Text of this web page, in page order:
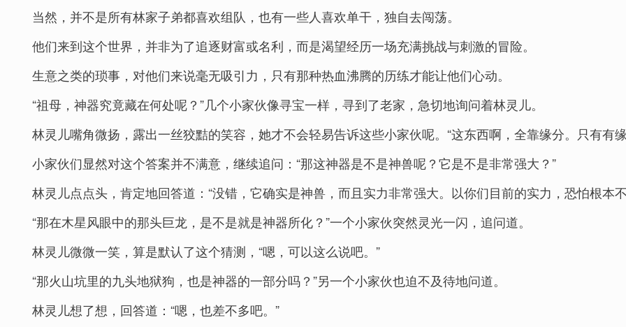
当然，并不是所有林家子弟都喜欢组队，也有一些人喜欢单干，独自去闯荡。
他们来到这个世界，并非为了追逐财富或名利，而是渴望经历一场充满挑战与刺激的冒险。
生意之类的琐事，对他们来说毫无吸引力，只有那种热血沸腾的历练才能让他们心动。
“祖母，神器究竟藏在何处呢？”几个小家伙像寻宝一样，寻到了老家，急切地询问着林灵儿。
林灵儿嘴角微扬，露出一丝狡黠的笑容，她才不会轻易告诉这些小家伙呢。“这东西啊，全靠缘分。只有有
小家伙们显然对这个答案并不满意，继续追问：“那这神器是不是神兽呢？它是不是非常强大？”
林灵儿点点头，肯定地回答道：“没错，它确实是神兽，而且实力非常强大。以你们目前的实力，恐怕根本
“那在木星风眼中的那头巨龙，是不是就是神器所化？”一个小家伙突然灵光一闪，追问道。
林灵儿微微一笑，算是默认了这个猜测，“嗯，可以这么说吧。”
“那火山坑里的九头地狱狗，也是神器的一部分吗？”另一个小家伙也迫不及待地问道。
林灵儿想了想，回答道：“嗯，也差不多吧。”